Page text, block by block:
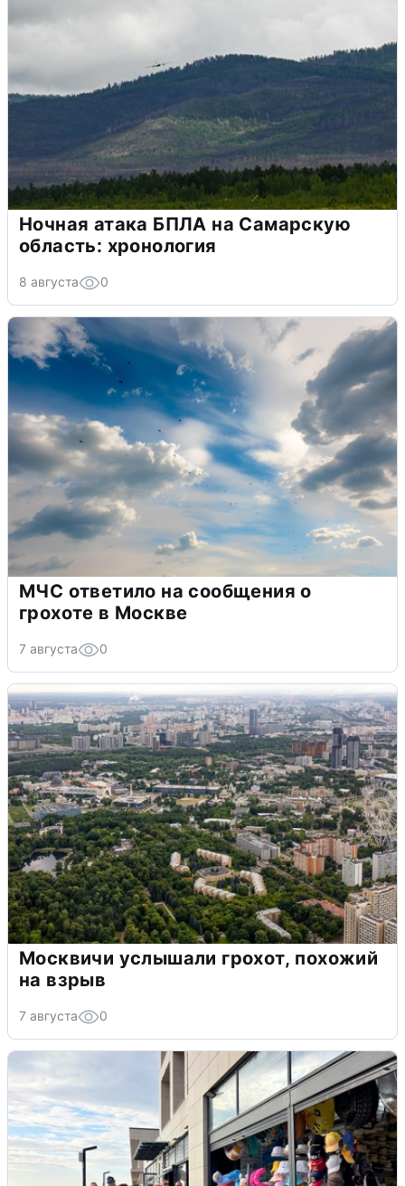
Ночная атака БПЛА на Самарскую
область: хронология
8 августа 0
МЧС ответило на сообщения о
грохоте в Москве
7 августа 0
Москвичи услышали грохот, похожий
на взрыв
7 августа 0